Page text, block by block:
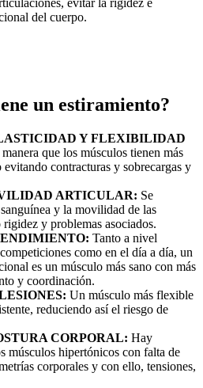
del cuerpo.
un estiramiento?
Y FLEXIBILIDAD
que los músculos tienen más
contracturas y sobrecargas y
ARTICULAR: Se
y la movilidad de las
y problemas asociados.
Tanto a nivel
como en el día a día, un
es un músculo más sano con más
y coordinación.
Un músculo más flexible
reduciendo así el riesgo de
CORPORAL: Hay
músculos hipertónicos con falta de
corporales y con ello, tensiones,